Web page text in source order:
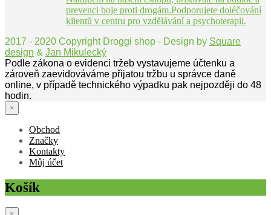
prevenci boje proti drogám.Podporujete doléčování
klientů v centru pro vzdělávání a psychoterapii.
2017 - 2020 Copyright Droggi shop - Design by Square
design & Jan Mikulecký
Podle zákona o evidenci tržeb vystavujeme účtenku a
zároveň zaevidováváme přijatou tržbu u správce daně
online, v případě technického výpadku pak nejpozději do 48
hodin.
×
Obchod
Značky
Kontakty
Můj účet
Košík